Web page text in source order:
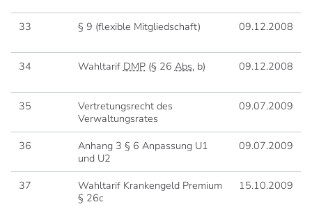
33 § 9 (flexible Mitgliedschaft) 09.12.2008
34 Wahltarif DMP(§ 26 Abs.b) 09.12.2008
35
Vertretungsrecht des
Verwaltungsrates
09.07.2009
36
Anhang 3 § 6 Anpassung U1
und U2
09.07.2009
37
Wahltarif Krankengeld Premium
§ 26c
15.10.2009